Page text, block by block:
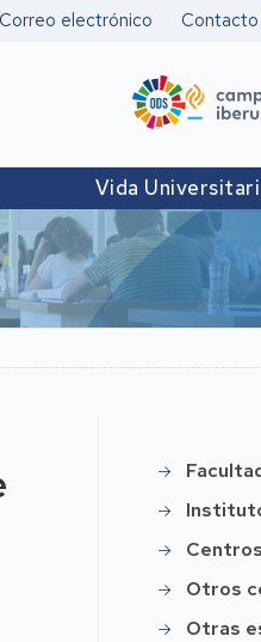
Correo electrónico Contacto
Vida
Otros
Otras